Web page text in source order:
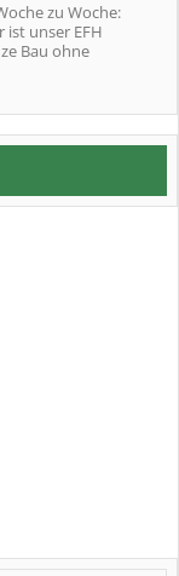
zu Woche:
ist unser EFH
Bau ohne